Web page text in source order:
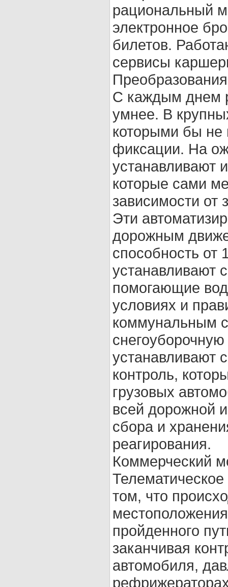
рациональный
электронное
билетов.
сервисы
С каждым днем
умнее. В
которыми бы
фиксации. На
устанавливают
которые сами
зависимости от
Эти
дорожным
способность от
устанавливают
помогающие
условиях и
коммунальным
устанавливают
контроль,
грузовых
всей дорожной
сбора и
реагирования.
Коммерческий
том, что
пройденного
заканчивая
автомобиля,